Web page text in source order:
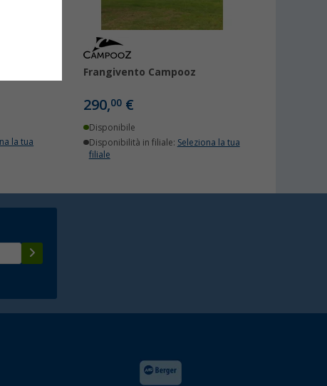
la tua
Frangivento Campooz
290,00 €
Disponibile
Disponibilità in filiale: Seleziona la tua
filiale